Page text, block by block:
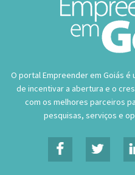
O portal Empreender em Goiás é
de incentivar a abertura e o
com os melhores parceiros
pesquisas, serviços e